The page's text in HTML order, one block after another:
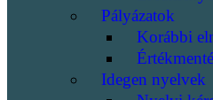
Pályázatok
Korábbi
Idegen nyelvek